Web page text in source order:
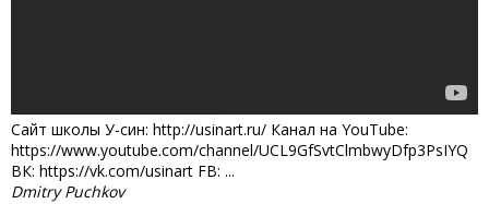
Сайт школы У-син: http://usinart.ru/ Канал на YouTube:
https://www.youtube.com/channel/UCL9GfSvtClmbwyDfp3PsIYQ
ВК: https://vk.com/usinart FB: ...
Dmitry Puchkov